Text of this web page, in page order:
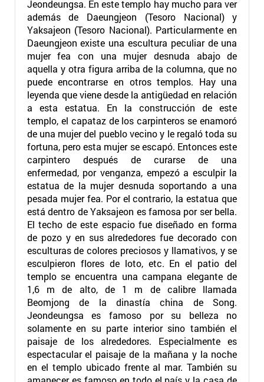
Jeondeungsa. En este templo hay mucho para ver
además de Daeungjeon (Tesoro Nacional) y
Yaksajeon (Tesoro Nacional). Particularmente en
Daeungjeon existe una escultura peculiar de una
mujer fea con una mujer desnuda abajo de
aquella y otra figura arriba de la columna, que no
puede encontrarse en otros templos. Hay una
leyenda que viene desde la antigüedad en relación
a esta estatua. En la construcción de este
templo, el capataz de los carpinteros se enamoró
de una mujer del pueblo vecino y le regaló toda su
fortuna, pero esta mujer se escapó. Entonces este
carpintero después de curarse de una
enfermedad, por venganza, empezó a esculpir la
estatua de la mujer desnuda soportando a una
pesada mujer fea. Por el contrario, la estatua que
está dentro de Yaksajeon es famosa por ser bella.
El techo de este espacio fue diseñado en forma
de pozo y en sus alrededores fue decorado con
esculturas de colores preciosos y llamativos, y se
esculpieron flores de loto, etc. En el patio del
templo se encuentra una campana elegante de
1,6 m de alto, de 1 m de calibre llamada
Beomjong de la dinastía china de Song.
Jeondeungsa es famoso por su belleza no
solamente en su parte interior sino también el
paisaje de los alrededores. Especialmente es
espectacular el paisaje de la mañana y la noche
en el templo ubicado frente al mar. También su